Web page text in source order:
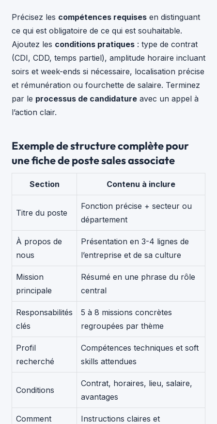
Précisez les compétences requises en distinguant
ce qui est obligatoire de ce qui est souhaitable.
Ajoutez les conditions pratiques : type de contrat
(CDI, CDD, temps partiel), amplitude horaire incluant
soirs et week-ends si nécessaire, localisation précise
et rémunération ou fourchette de salaire. Terminez
par le processus de candidature avec un appel à
l’action clair.
Exemple de structure complète pour
une fiche de poste sales associate
Section Contenu à inclure
Titre du poste
Fonction précise + secteur ou
département
À propos de
nous
Présentation en 3-4 lignes de
l’entreprise et de sa culture
Mission
principale
Résumé en une phrase du rôle
central
Responsabilités
clés
5 à 8 missions concrètes
regroupées par thème
Profil
recherché
Compétences techniques et soft
skills attendues
Conditions
Contrat, horaires, lieu, salaire,
avantages
Comment
Instructions claires et